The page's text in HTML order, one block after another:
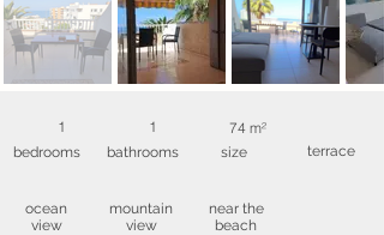
1
bedrooms
1
bathrooms
74 m²
size
ocean
view
mountain
view
near the
beach
terrace